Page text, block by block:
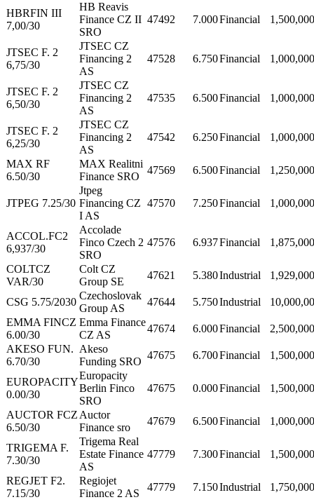
HBRFIN III
7,00/30
HB Reavis
Finance CZ II
SRO
47492 7.000Financial
JTSEC F. 2
6,75/30
JTSEC CZ
Financing 2
AS
47528 6.750Financial
JTSEC F. 2
6,50/30
JTSEC CZ
Financing 2
AS
47535 6.500Financial
JTSEC F. 2
6,25/30
JTSEC CZ
Financing 2
AS
47542 6.250Financial
MAX RF
6.50/30
MAX Realitni
Finance SRO
47569 6.500Financial
JTPEG 7.25/30
Jtpeg
Financing CZ
I AS
47570 7.250Financial
ACCOL.FC2
6,937/30
Accolade
Finco Czech 2
SRO
47576 6.937Financial
COLTCZ
VAR/30
Colt CZ
Group SE
47621 5.380Industrial
CSG 5.75/2030
Czechoslovak
Group AS
47644 5.750Industrial
EMMA FINCZ
6.00/30
Emma Finance
CZ AS
47674 6.000Financial
AKESO FUN.
6.70/30
Akeso
Funding SRO
47675 6.700Financial
EUROPACITY
0.00/30
Europacity
Berlin Finco
SRO
47675 0.000Financial
AUCTOR FCZ
6.50/30
Auctor
Finance sro
47679 6.500Financial
TRIGEMA F.
7.30/30
Trigema Real
Estate Finance
AS
47779 7.300Financial
REGJET F2.
7.15/30
Regiojet
Finance 2 AS
47779 7.150Industrial